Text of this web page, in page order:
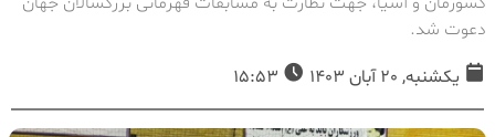
دعوت شد.
یکشنبه, 20 آبان 1403